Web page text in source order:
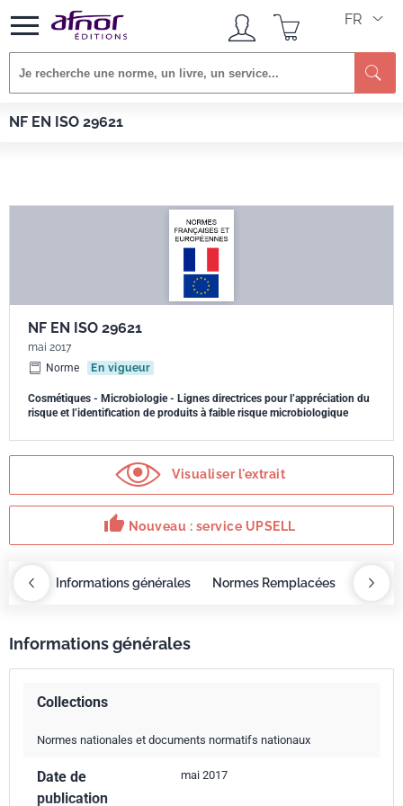
FR
NF EN ISO 29621
Afnor EDITIONS Normes
NF EN ISO 29621
mai 2017
Norme
En vigueur
Cosmétiques - Microbiologie - Lignes directrices pour l’appréciation du
risque et l’identification de produits à faible risque microbiologique
Visualiser l'extrait
thumb_up Nouveau : service UPSELL
Informations générales Normes Remplacées
Informations générales
Collections
Normes nationales et documents normatifs nationaux
Date de
publication
mai 2017